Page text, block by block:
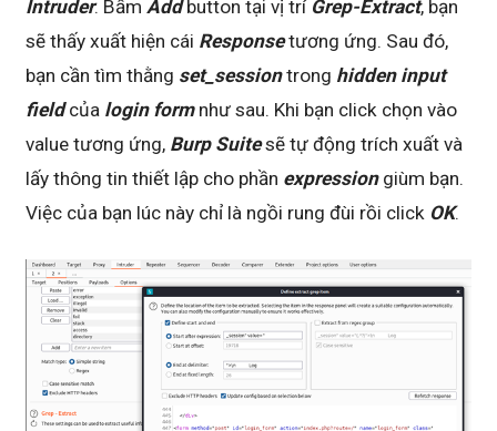
Intruder. Bấm Add button tại vị trí Grep-Extract, bạn
sẽ thấy xuất hiện cái Responsetương ứng. Sau đó,
bạn cần tìm thằng set_sessiontrong hidden input
fieldcủa login formnhư sau. Khi bạn click chọn vào
value tương ứng, Burp Suitesẽ tự động trích xuất và
lấy thông tin thiết lập cho phần expressiongiùm bạn.
Việc của bạn lúc này chỉ là ngồi rung đùi rồi click OK.